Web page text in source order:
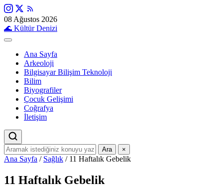
08 Ağustos 2026
🌊 Kültür Denizi
Ana Sayfa
Arkeoloji
Bilgisayar Bilişim Teknoloji
Bilim
Biyografiler
Çocuk Gelişimi
Coğrafya
İletişim
Ara ×
Ana Sayfa / Sağlık / 11 Haftalık Gebelik
11 Haftalık Gebelik